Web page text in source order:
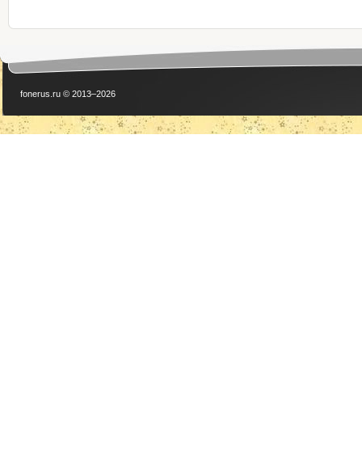
fonerus.ru © 2013–2026